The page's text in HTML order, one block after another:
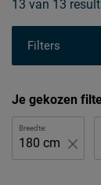
13 van 13
Filters
Je gekozen
Breedte:
180 cm